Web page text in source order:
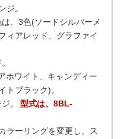
ジ。
、3色(ソードシルバーメ
ィアレッド、グラファイ
ホワイト、キャンディー
トブラック)。
。
型式は、8BL-
ラーリングを変更し、ス